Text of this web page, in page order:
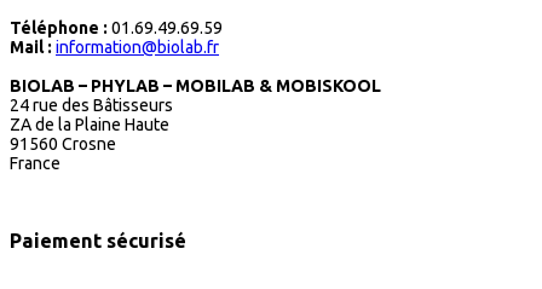
Téléphone : 01.69.49.69.59
Mail : information@biolab.fr
BIOLAB – PHYLAB – MOBILAB & MOBISKOOL
24 rue des Bâtisseurs
ZA de la Plaine Haute
91560 Crosne
France
Paiement sécurisé